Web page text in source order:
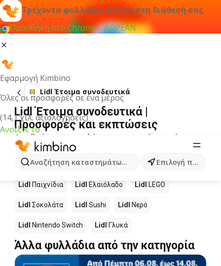
Τρέχοντα φυλλάδια πάντα στη διάθεσή σας
Προσθήκη στο Chrome - ΔΩΡΕΑΝ
Εφαρμογή Kimbino
Όλες οι προσφορές σε ένα μέρος
(14,1 χιλ. αξιολογήσεις)
Ανοίξτε το
Αναζήτηση καταστημάτων, κατηγοριών, προϊόντων...
Επιλογή πόλης
Lidl Έτοιμα συνοδευτικά
Lidl Έτοιμα συνοδευτικά |
Προσφορές και εκπτώσεις
Δεν βρήκαμε αποτελέσματα για αυτόν τον όρο.
Άλλα προϊόντα στα καταστήματα
Lidl
Lidl Παιχνίδια Lidl Ελαιόλαδο Lidl LEGO
Lidl Σοκολάτα Lidl Sushi Lidl Νερό
Lidl Nintendo Switch Lidl Γλυκά
Άλλα φυλλάδια από την κατηγορία